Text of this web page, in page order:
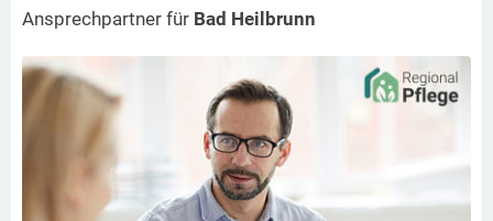
Ansprechpartner für Bad Heilbrunn